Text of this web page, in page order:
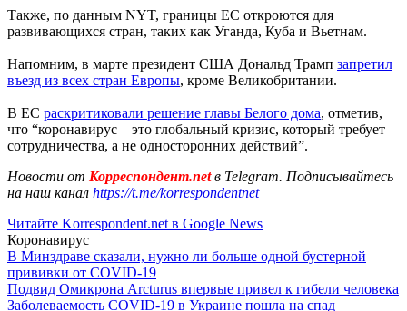
Также, по данным NYT, границы ЕС откроются для
развивающихся стран, таких как Уганда, Куба и Вьетнам.
Напомним, в марте президент США Дональд Трамп запретил
въезд из всех стран Европы, кроме Великобритании.
В ЕС раскритиковали решение главы Белого дома, отметив,
что “коронавирус – это глобальный кризис, который требует
сотрудничества, а не односторонних действий”.
Новости от Корреспондент.netв Telegram. Подписывайтесь
на наш канал https://t.me/korrespondentnet
Читайте Korrespondent.net в Google News
Коронавирус
В Минздраве сказали, нужно ли больше одной бустерной
прививки от COVID-19
Подвид Омикрона Arcturus впервые привел к гибели человека
Заболеваемость COVID-19 в Украине пошла на спад